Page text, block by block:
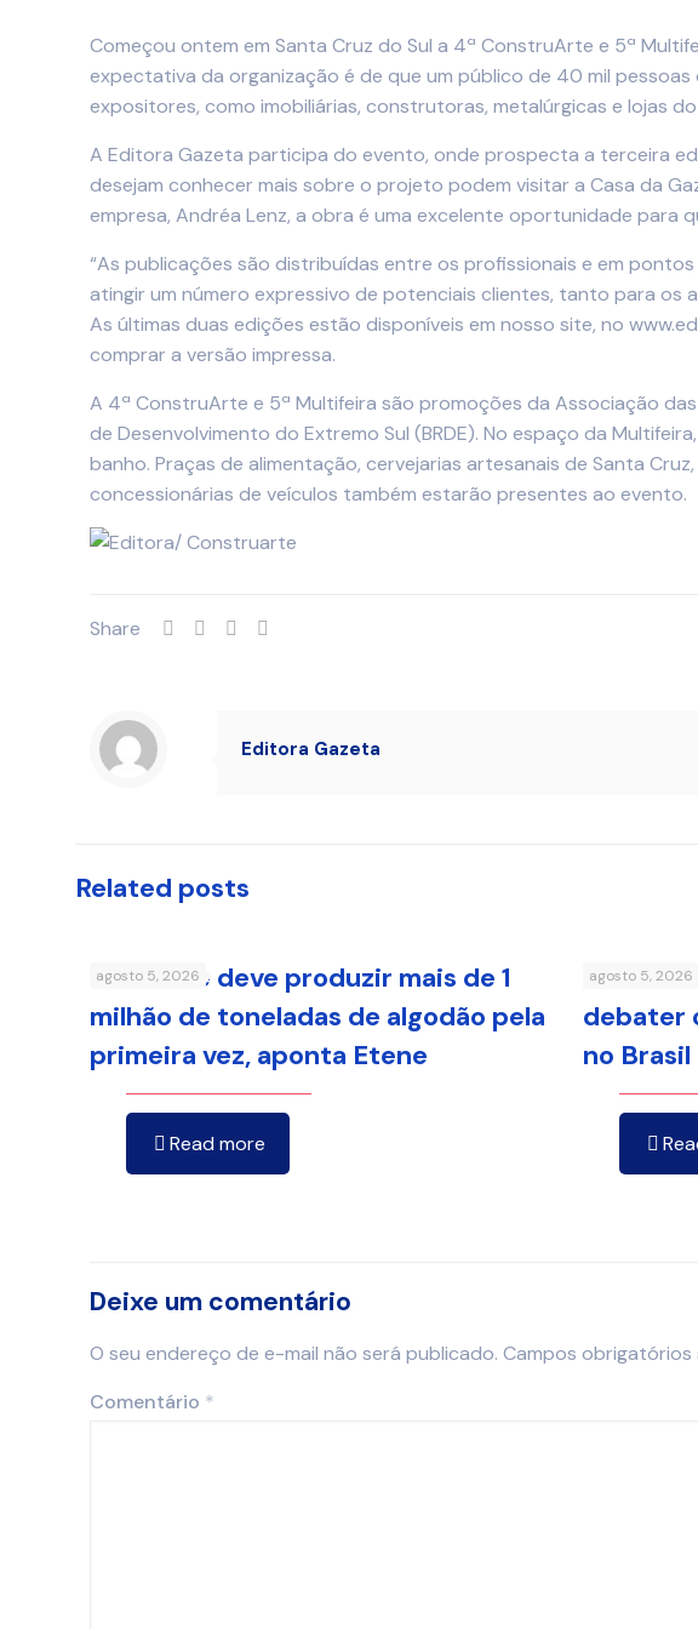
Começou ontem em Santa Cruz do Sul a 4ª ConstruArte e 5ª
expectativa da organização é de que um público de 40 mil
expositores, como imobiliárias, construtoras, metalúrgicas e lojas
A Editora Gazeta participa do evento, onde prospecta a terceira
desejam conhecer mais sobre o projeto podem visitar a Casa da
empresa, Andréa Lenz, a obra é uma excelente oportunidade
“As publicações são distribuídas entre os profissionais e em
atingir um número expressivo de potenciais clientes, tanto para
As últimas duas edições estão disponíveis em nosso site, no
comprar a versão impressa.
A 4ª ConstruArte e 5ª Multifeira são promoções da Associação
de Desenvolvimento do Extremo Sul (BRDE). No espaço da
banho. Praças de alimentação, cervejarias artesanais de Santa
concessionárias de veículos também estarão presentes ao evento.
Share
Editora Gazeta
Related posts
agosto 5, 2026
Nordeste deve produzir mais de 1
milhão de toneladas de algodão pela
primeira vez, aponta Etene
Read more
agosto 5, 2026
debater
no Brasil
Deixe um comentário
O seu endereço de e-mail não será publicado. Campos
Comentário *